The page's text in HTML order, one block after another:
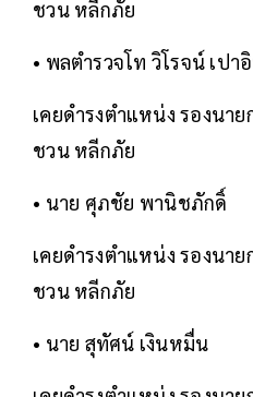
ชวน หลีกภัย
• พลตำรวจโท วิโรจน์ เปา
เคยดำรงตำแหน่ง รองนา
ชวน หลีกภัย
• นาย ศุภชัย พานิชภักดิ์
เคยดำรงตำแหน่ง รองนา
ชวน หลีกภัย
• นาย สุทัศน์ เงินหมื่น